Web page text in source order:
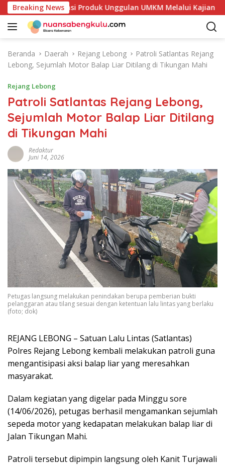
a
Breaking News
Potensi Produk Unggulan UMKM Melalui Kajian Bank
Beranda Daerah Rejang Lebong
Patroli Satlantas Rejang
Lebong, Sejumlah Motor Balap Liar Ditilang di Tikungan Mahi
Rejang Lebong
Patroli Satlantas Rejang Lebong,
Sejumlah Motor Balap Liar Ditilang
di Tikungan Mahi
Redaktur
Juni 14, 2026
Petugas langsung melakukan penindakan berupa pemberian bukti
pelanggaran atau tilang sesuai dengan ketentuan lalu lintas yang berlaku
(foto; dok)
REJANG LEBONG – Satuan Lalu Lintas (Satlantas)
Polres Rejang Lebong kembali melakukan patroli guna
mengantisipasi aksi balap liar yang meresahkan
masyarakat.
Dalam kegiatan yang digelar pada Minggu sore
(14/06/2026), petugas berhasil mengamankan sejumlah
sepeda motor yang kedapatan melakukan balap liar di
Jalan Tikungan Mahi.
Patroli tersebut dipimpin langsung oleh Kanit Turjawali